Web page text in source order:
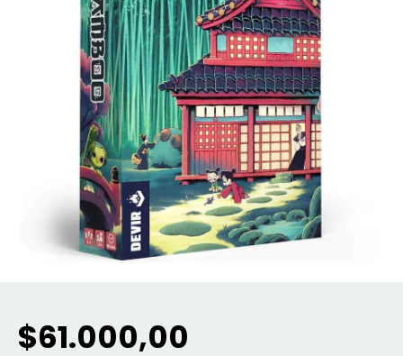
$61.000,00